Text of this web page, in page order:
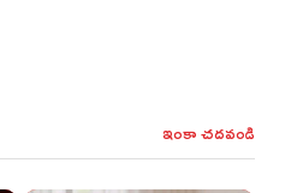
ఇంకా చదవండి